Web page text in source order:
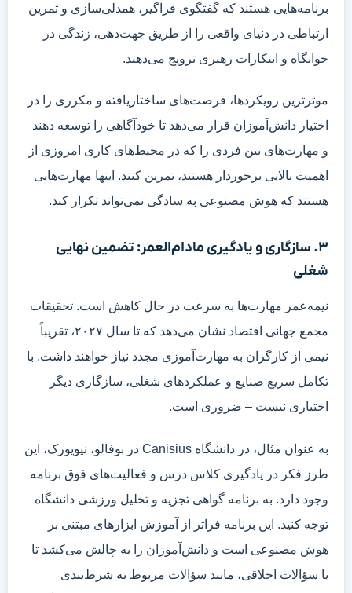
برنامه‌هایی هستند که گفتگوی فراگیر، همدلی‌سازی و تمرین
ارتباطی در دنیای واقعی را از طریق جهت‌دهی، زندگی در
خوابگاه و ابتکارات رهبری ترویج می‌دهند.
موثرترین رویکردها، فرصت‌های ساختاریافته و مکرری را در
اختیار دانش‌آموزان قرار می‌دهد تا خودآگاهی را توسعه دهند
و مهارت‌های بین فردی را که در محیط‌های کاری امروزی از
اهمیت بالایی برخوردار هستند، تمرین کنند. اینها مهارت‌هایی
هستند که هوش مصنوعی به سادگی نمی‌تواند تکرار کند.
۳. سازگاری و یادگیری مادام‌العمر: تضمین نهایی
شغلی
نیمه‌عمر مهارت‌ها به سرعت در حال کاهش است. تحقیقات
مجمع جهانی اقتصاد نشان می‌دهد که تا سال ۲۰۲۷، تقریباً
نیمی از کارگران به مهارت‌آموزی مجدد نیاز خواهند داشت. با
تکامل سریع صنایع و عملکردهای شغلی، سازگاری دیگر
اختیاری نیست – ضروری است.
به عنوان مثال، در دانشگاه Canisius در بوفالو، نیویورک، این
طرز فکر در یادگیری کلاس درس و فعالیت‌های فوق برنامه
وجود دارد. به برنامه گواهی تجزیه و تحلیل ورزشی دانشگاه
توجه کنید. این برنامه فراتر از آموزش ابزارهای مبتنی بر
هوش مصنوعی است و دانش‌آموزان را به چالش می‌کشد تا
با سؤالات اخلاقی، مانند سؤالات مربوط به شرط‌بندی